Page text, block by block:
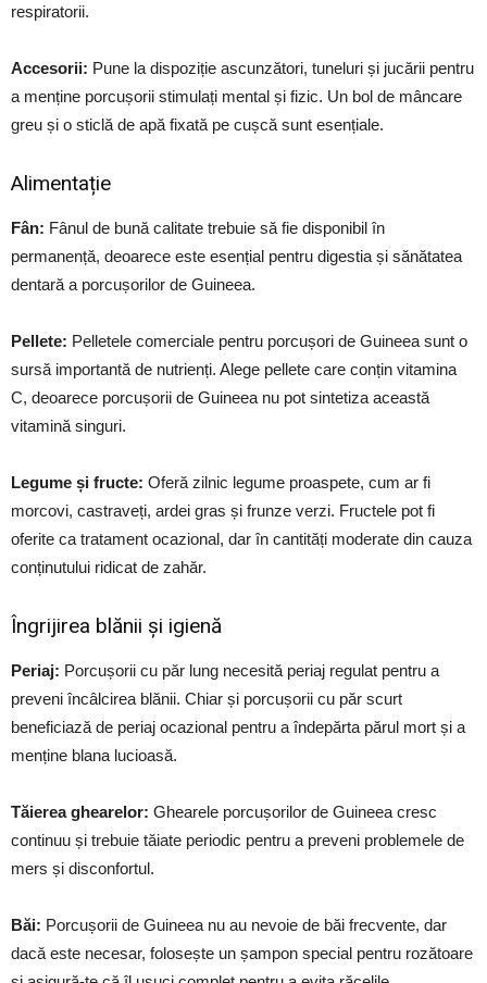
respiratorii.
Accesorii: Pune la dispoziție ascunzători, tuneluri și jucării pentru
a menține porcușorii stimulați mental și fizic. Un bol de mâncare
greu și o sticlă de apă fixată pe cușcă sunt esențiale.
Alimentație
Fân: Fânul de bună calitate trebuie să fie disponibil în
permanență, deoarece este esențial pentru digestia și sănătatea
dentară a porcușorilor de Guineea.
Pellete: Pelletele comerciale pentru porcușori de Guineea sunt o
sursă importantă de nutrienți. Alege pellete care conțin vitamina
C, deoarece porcușorii de Guineea nu pot sintetiza această
vitamină singuri.
Legume și fructe: Oferă zilnic legume proaspete, cum ar fi
morcovi, castraveți, ardei gras și frunze verzi. Fructele pot fi
oferite ca tratament ocazional, dar în cantități moderate din cauza
conținutului ridicat de zahăr.
Îngrijirea blănii și igienă
Periaj: Porcușorii cu păr lung necesită periaj regulat pentru a
preveni încâlcirea blănii. Chiar și porcușorii cu păr scurt
beneficiază de periaj ocazional pentru a îndepărta părul mort și a
menține blana lucioasă.
Tăierea ghearelor: Ghearele porcușorilor de Guineea cresc
continuu și trebuie tăiate periodic pentru a preveni problemele de
mers și disconfortul.
Băi: Porcușorii de Guineea nu au nevoie de băi frecvente, dar
dacă este necesar, folosește un șampon special pentru rozătoare